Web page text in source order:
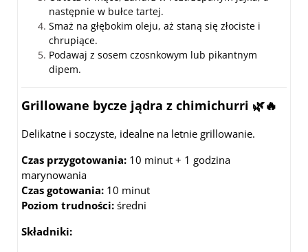
następnie w bułce tartej.
Smaż na głębokim oleju, aż staną się złociste i
chrupiące.
Podawaj z sosem czosnkowym lub pikantnym
dipem.
Grillowane bycze jądra z chimichurri 🌿🔥
Delikatne i soczyste, idealne na letnie grillowanie.
Czas przygotowania: 10 minut + 1 godzina
marynowania
Czas gotowania: 10 minut
Poziom trudności: średni
Składniki: